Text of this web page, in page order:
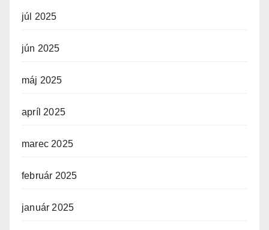
júl 2025
jún 2025
máj 2025
apríl 2025
marec 2025
február 2025
január 2025